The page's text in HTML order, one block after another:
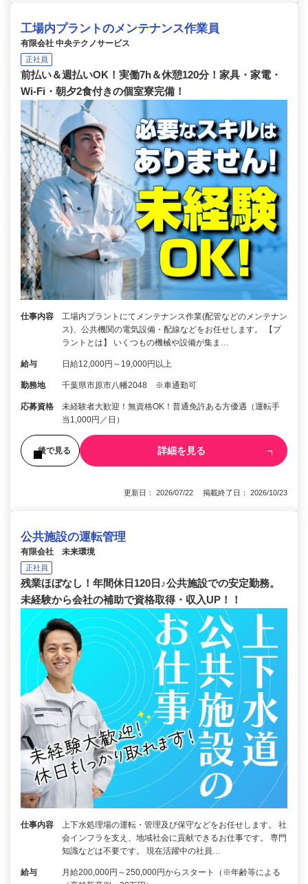
工場内プラントのメンテナンス作業員
有限会社 中央テクノサービス
正社員
前払い＆週払いOK！実働7h＆休憩120分！家具・家電・
Wi-Fi・朝夕2食付きの個室寮完備！
仕事内容
工場内プラントにてメンテナンス作業(配管などのメンテナン
ス)、公共機関の電気設備・配線などをお任せします。 【プ
ラントとは】 いくつもの機械や設備が集ま…
給与 日給12,000円～19,000円以上
勤務地 千葉県市原市八幡2048 ※車通勤可
応募資格
未経験者大歓迎！無資格OK！普通免許ある方優遇（運転手
当1,000円／日）
後で見る 詳細を見る
更新日： 2026/07/22 掲載終了日： 2026/10/23
公共施設の運転管理
有限会社 未来環境
正社員
残業ほぼなし！年間休日120日♪公共施設での安定勤務。
未経験から会社の補助で資格取得・収入UP！！
仕事内容
上下水処理場の運転・管理及び保守などをお任せします。 社
会インフラを支え、地域社会に貢献できるお仕事です。 専門
知識などは不要です。 現在活躍中の社員…
給与
月給200,000円～250,000円からスタート（※年齢等による